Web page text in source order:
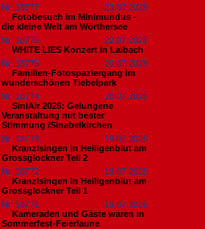
Nr. 18777
23.07.2026
Fotobesuch im Minimundus -
die kleine Welt am Wörthersee
Nr. 18776
22.07.2026
WHITE LIES Konzert in Laibach
Nr. 18775
20.07.2026
Familien-Fotospaziergang im
wunderschönen Tiebelpark
Nr. 18774
20.07.2026
SiniAir 2026: Gelungene
Veranstaltung mit bester
Stimmung /Sinabelkirchen
Nr. 18773
19.07.2026
Kranzlsingen in Heiligenblut am
Grossglockner Teil 2
Nr. 18772
19.07.2026
Kranzlsingen in Heiligenblut am
Grossglockner Teil 1
Nr. 18771
19.07.2026
Kameraden und Gäste waren in
Sommerfest-Feierlaune